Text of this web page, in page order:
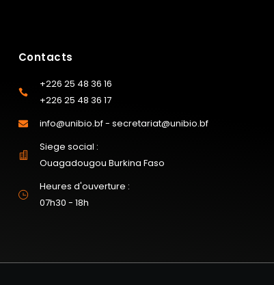
Contacts
+226 25 48 36 16
+226 25 48 36 17
info@unibio.bf - secretariat@unibio.bf
Siege social :
Ouagadougou Burkina Faso
Heures d'ouverture :
07h30 - 18h